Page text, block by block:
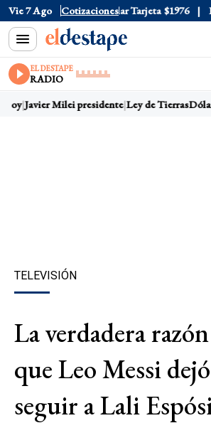
Vie 7 Ago Cotizaciones
Oficial $1520 Dólar Tarjeta $1976
EL DESTAPE
RADIO
Javier Milei presidente Ley de Tierras
TELEVISIÓN
La verdadera
que Leo Messi
seguir a Lali